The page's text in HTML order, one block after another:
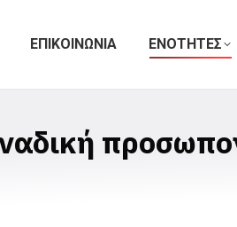
ΕΠΙΚΟΙΝΩΝΙΑ ΕΝΟΤΗΤΕΣ